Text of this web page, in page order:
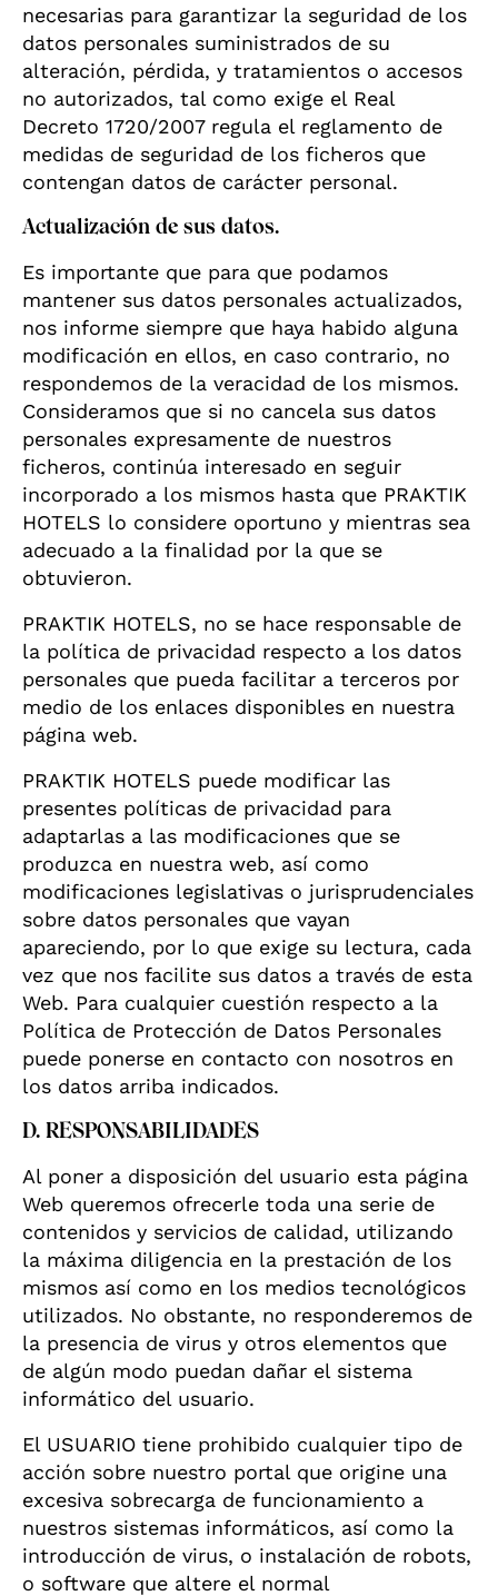
necesarias para garantizar la seguridad de los
datos personales suministrados de su
alteración, pérdida, y tratamientos o accesos
no autorizados, tal como exige el Real
Decreto 1720/2007 regula el reglamento de
medidas de seguridad de los ficheros que
contengan datos de carácter personal.
Actualización de sus datos.
Es importante que para que podamos
mantener sus datos personales actualizados,
nos informe siempre que haya habido alguna
modificación en ellos, en caso contrario, no
respondemos de la veracidad de los mismos.
Consideramos que si no cancela sus datos
personales expresamente de nuestros
ficheros, continúa interesado en seguir
incorporado a los mismos hasta que PRAKTIK
HOTELS lo considere oportuno y mientras sea
adecuado a la finalidad por la que se
obtuvieron.
PRAKTIK HOTELS, no se hace responsable de
la política de privacidad respecto a los datos
personales que pueda facilitar a terceros por
medio de los enlaces disponibles en nuestra
página web.
PRAKTIK HOTELS puede modificar las
presentes políticas de privacidad para
adaptarlas a las modificaciones que se
produzca en nuestra web, así como
modificaciones legislativas o jurisprudenciales
sobre datos personales que vayan
apareciendo, por lo que exige su lectura, cada
vez que nos facilite sus datos a través de esta
Web. Para cualquier cuestión respecto a la
Política de Protección de Datos Personales
puede ponerse en contacto con nosotros en
los datos arriba indicados.
D. RESPONSABILIDADES
Al poner a disposición del usuario esta página
Web queremos ofrecerle toda una serie de
contenidos y servicios de calidad, utilizando
la máxima diligencia en la prestación de los
mismos así como en los medios tecnológicos
utilizados. No obstante, no responderemos de
la presencia de virus y otros elementos que
de algún modo puedan dañar el sistema
informático del usuario.
El USUARIO tiene prohibido cualquier tipo de
acción sobre nuestro portal que origine una
excesiva sobrecarga de funcionamiento a
nuestros sistemas informáticos, así como la
introducción de virus, o instalación de robots,
o software que altere el normal